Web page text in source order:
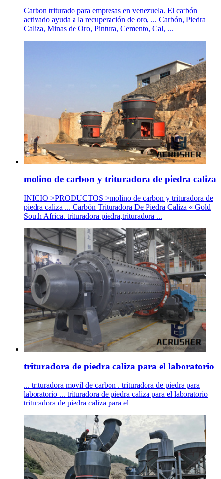
Carbon triturado para empresas en venezuela. El carbón
activado ayuda a la recuperación de oro, ... Carbón, Piedra
Caliza, Minas de Oro, Pintura, Cemento, Cal, ...
molino de carbon y trituradora de piedra caliza
INICIO >PRODUCTOS >molino de carbon y trituradora de
piedra caliza ... Carbón Trituradora De Piedra Caliza « Gold
South Africa. trituradora piedra,trituradora ...
trituradora de piedra caliza para el laboratorio
... trituradora movil de carbon . trituradora de piedra para
laboratorio ... trituradora de piedra caliza para el laboratorio
trituradora de piedra caliza para el ...